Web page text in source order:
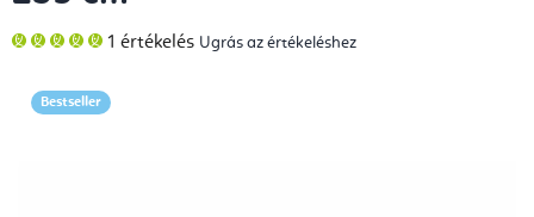
A
termék
5-
ből
1 értékelés Ugrás az értékeléshez
Bestseller